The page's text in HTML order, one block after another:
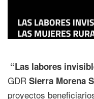
“Las labores
GDR Sierra Morena
proyectos